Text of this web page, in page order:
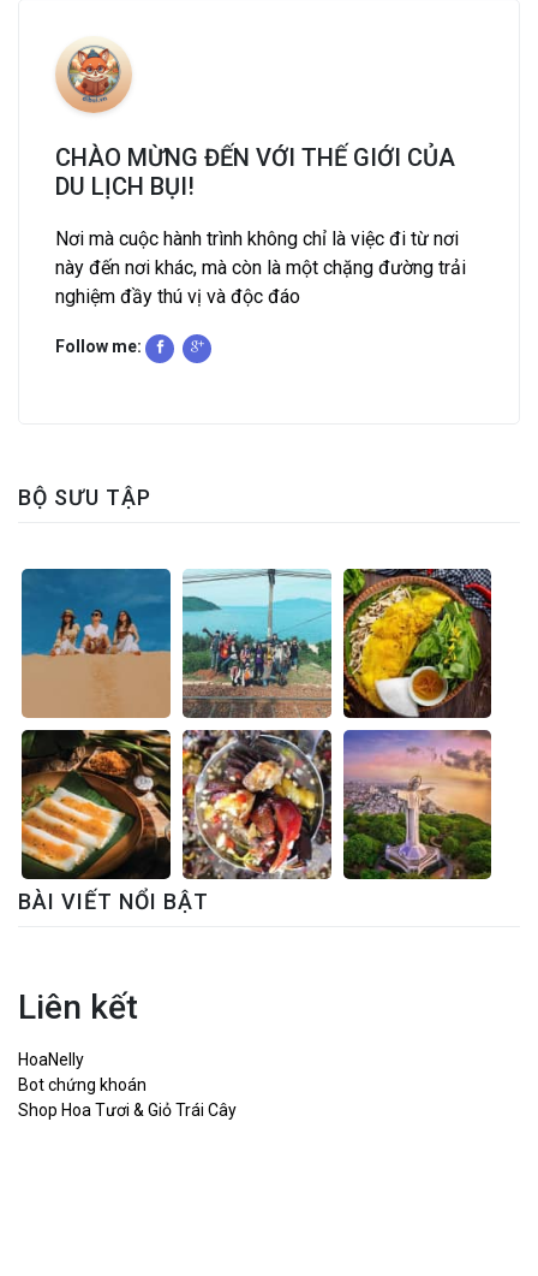
CHÀO MỪNG ĐẾN VỚI THẾ GIỚI CỦA
DU LỊCH BỤI!
Nơi mà cuộc hành trình không chỉ là việc đi từ nơi
này đến nơi khác, mà còn là một chặng đường trải
nghiệm đầy thú vị và độc đáo
Follow me:
BỘ SƯU TẬP
BÀI VIẾT NỔI BẬT
Liên kết
HoaNelly
Bot chứng khoán
Shop Hoa Tươi & Giỏ Trái Cây